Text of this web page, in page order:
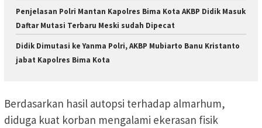
Penjelasan Polri Mantan Kapolres Bima Kota AKBP Didik Masuk
Daftar Mutasi Terbaru Meski sudah Dipecat
Didik Dimutasi ke Yanma Polri, AKBP Mubiarto Banu Kristanto
jabat Kapolres Bima Kota
Berdasarkan hasil autopsi terhadap almarhum,
diduga kuat korban mengalami ekerasan fisik